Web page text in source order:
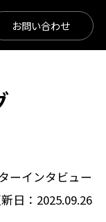
お問い合わせ
ーインタビュー
日：2025.09.26